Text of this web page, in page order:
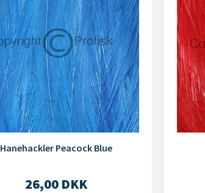
Hanehackler Peacock Blue
26,00 DKK